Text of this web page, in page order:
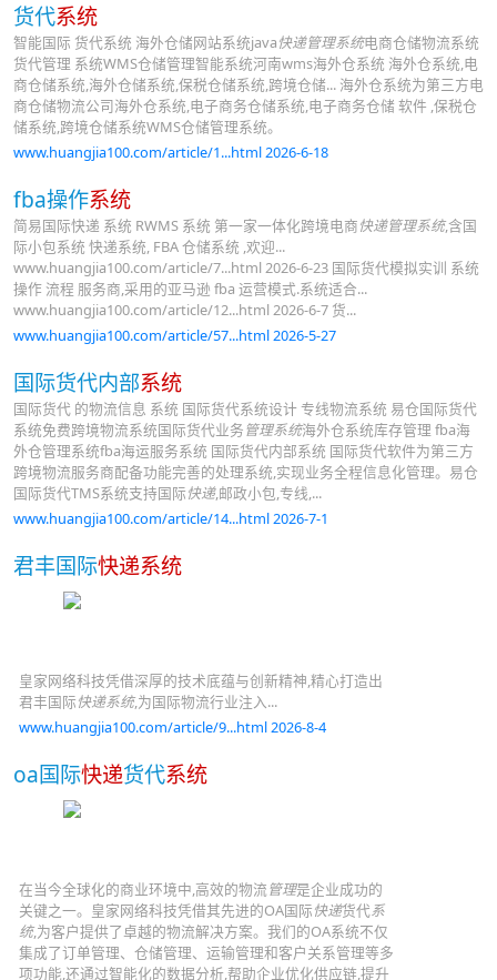
货代系统
智能国际 货代系统 海外仓储网站系统java快递管理系统电商仓储物流系统
货代管理 系统WMS仓储管理智能系统河南wms海外仓系统 海外仓系统,电
商仓储系统,海外仓储系统,保税仓储系统,跨境仓储... 海外仓系统为第三方电
商仓储物流公司海外仓系统,电子商务仓储系统,电子商务仓储 软件 ,保税仓
储系统,跨境仓储系统WMS仓储管理系统。
www.huangjia100.com/article/1...html 2026-6-18
fba操作系统
简易国际快递 系统 RWMS 系统 第一家一体化跨境电商快递管理系统,含国
际小包系统 快递系统, FBA 仓储系统 ,欢迎...
www.huangjia100.com/article/7...html 2026-6-23 国际货代模拟实训 系统
操作 流程 服务商,采用的亚马逊 fba 运营模式.系统适合...
www.huangjia100.com/article/12...html 2026-6-7 货...
www.huangjia100.com/article/57...html 2026-5-27
国际货代内部系统
国际货代 的物流信息 系统 国际货代系统设计 专线物流系统 易仓国际货代
系统免费跨境物流系统国际货代业务管理系统海外仓系统库存管理 fba海
外仓管理系统fba海运服务系统 国际货代内部系统 国际货代软件为第三方
跨境物流服务商配备功能完善的处理系统,实现业务全程信息化管理。易仓
国际货代TMS系统支持国际快递,邮政小包,专线,...
www.huangjia100.com/article/14...html 2026-7-1
君丰国际快递系统
皇家网络科技凭借深厚的技术底蕴与创新精神,精心打造出
君丰国际快递系统,为国际物流行业注入...
www.huangjia100.com/article/9...html 2026-8-4
oa国际快递货代系统
在当今全球化的商业环境中,高效的物流管理是企业成功的
关键之一。皇家网络科技凭借其先进的OA国际快递货代系
统,为客户提供了卓越的物流解决方案。我们的OA系统不仅
集成了订单管理、仓储管理、运输管理和客户关系管理等多
项功能,还通过智能化的数据分析,帮助企业优化供应链,提升